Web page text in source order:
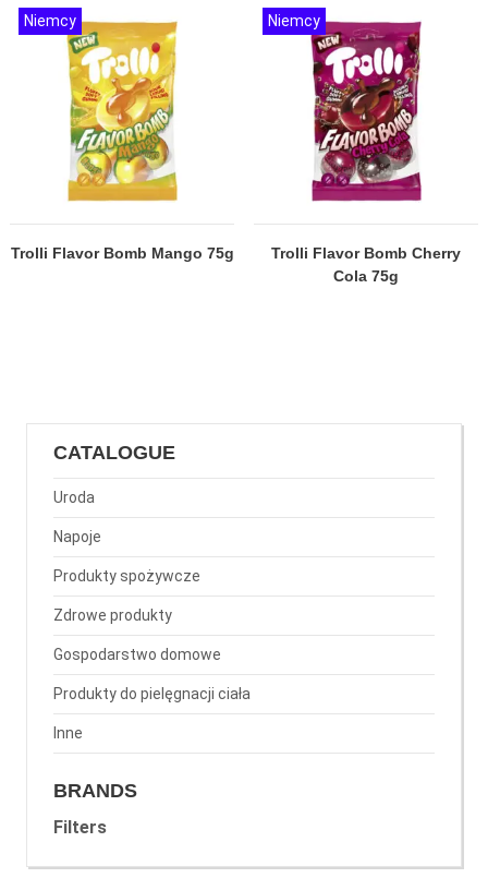
CATALOGUE
Uroda
Napoje
Produkty spożywcze
Zdrowe produkty
Gospodarstwo domowe
Produkty do pielęgnacji ciała
Inne
BRANDS
Filters
Trolli Flavor Bomb Mango 75g
Niemcy
Trolli Flavor Bomb Cherry
Cola 75g
Niemcy